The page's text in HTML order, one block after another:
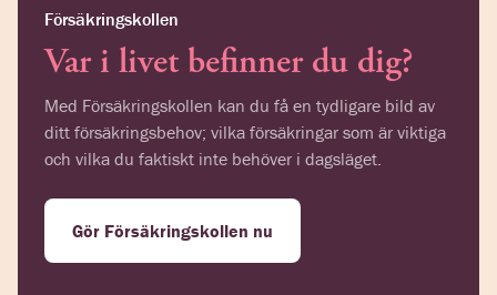
Försäkringskollen
Var i livet befinner du dig?
Med Försäkringskollen kan du få en tydligare bild av
ditt försäkringsbehov; vilka försäkringar som är viktiga
och vilka du faktiskt inte behöver i dagsläget.
Gör Försäkringskollen nu